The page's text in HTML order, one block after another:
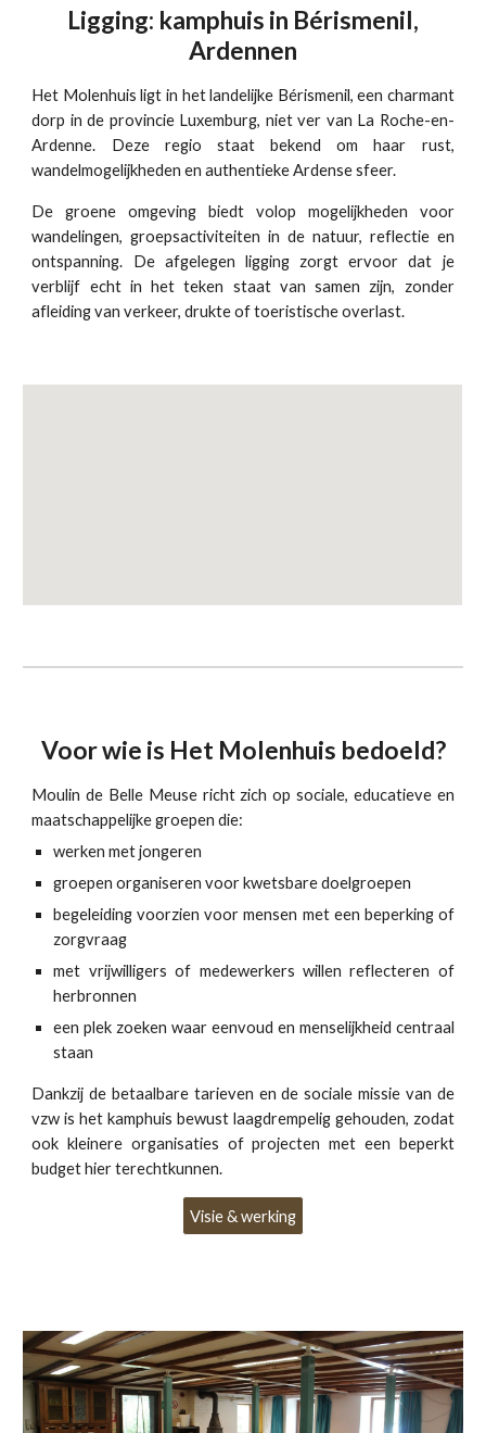
Ligging: kamphuis in Bérismenil,
Ardennen
Het Molenhuis ligt in het landelijke Bérismenil, een charmant
dorp in de provincie Luxemburg, niet ver van La Roche-en-
Ardenne. Deze regio staat bekend om haar rust,
wandelmogelijkheden en authentieke Ardense sfeer.
De groene omgeving biedt volop mogelijkheden voor
wandelingen, groepsactiviteiten in de natuur, reflectie en
ontspanning. De afgelegen ligging zorgt ervoor dat je
verblijf echt in het teken staat van samen zijn, zonder
afleiding van verkeer, drukte of toeristische overlast.
Voor wie is Het Molenhuis bedoeld?
Moulin de Belle Meuse richt zich op sociale, educatieve en
maatschappelijke groepen die:
werken met jongeren
groepen organiseren voor kwetsbare doelgroepen
begeleiding voorzien voor mensen met een beperking of
zorgvraag
met vrijwilligers of medewerkers willen reflecteren of
herbronnen
een plek zoeken waar eenvoud en menselijkheid centraal
staan
Dankzij de betaalbare tarieven en de sociale missie van de
vzw is het kamphuis bewust laagdrempelig gehouden, zodat
ook kleinere organisaties of projecten met een beperkt
budget hier terechtkunnen.
Visie & werking